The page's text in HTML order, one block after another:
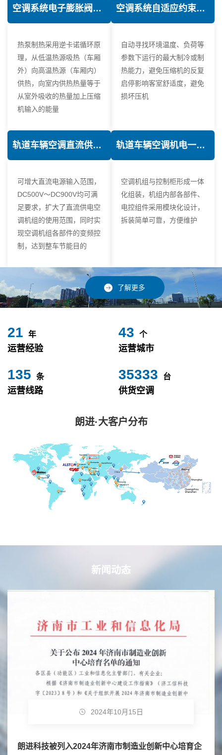
空调系统电子膨胀阀热力学优化技术
热泵制热采用逆卡诺循环原
理，从低温热源吸热（车厢
外）向高温热源（车厢内）
供热，向室内供热热量等于
从室外吸收的热量加上压缩
机输入的能量
空调系统自适应约束控制技术
自动寻找环境温度、负荷等
参数下运行的最大制冷或制
热能力，避免压缩机的反复
启停影响客室舒适度，避免
损坏压机
轨道车辆空调直流供电技术
可增大直流电源输入范围，
DC500V～DC900V均可满
足要求，扩大了直流供电空
调机组的使用范围，同时实
现空调机组各部件的变频控
制，达到整车节能目的
轨道车辆空调机电一体化技术
空调机组与控制柜形成一体
化组装，机组内部各部件、
电控组件采用模块化设计，
拆装简单可靠，方便维护
了解更多
24 年
运营经验
49 个
运营城市
153 条
运营线路
40000 台
供货空调
朗进·大客户分布
新闻动态
2024年10月15日
朗进科技被列入2024年济南市制造业创新中心培育企